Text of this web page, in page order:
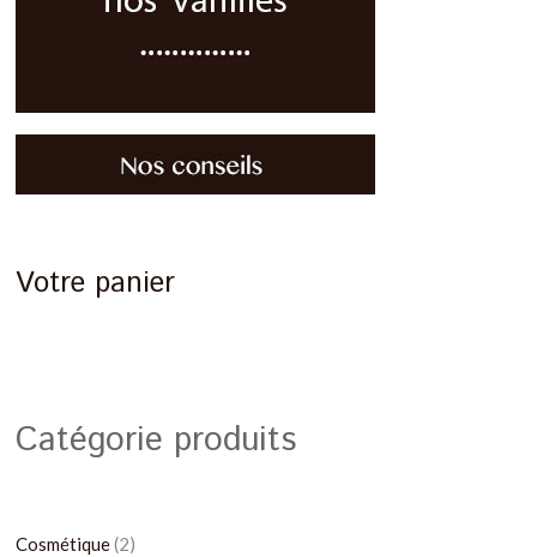
Votre panier
Catégorie produits
Cosmétique 2